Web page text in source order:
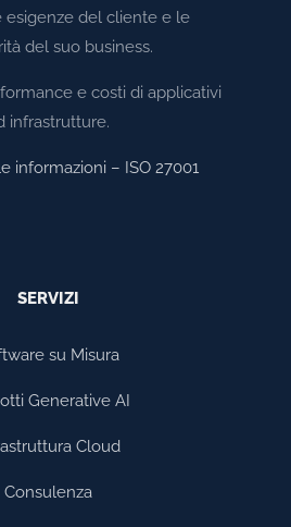
esigenze del cliente e le
del suo business.
e costi di applicativi
infrastrutture.
informazioni – ISO 27001
SERVIZI
su Misura
Generative AI
Cloud
Consulenza